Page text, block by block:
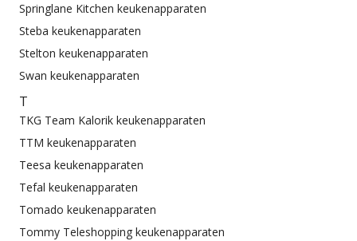
Springlane Kitchen keukenapparaten
Steba keukenapparaten
Stelton keukenapparaten
Swan keukenapparaten
T
TKG Team Kalorik keukenapparaten
TTM keukenapparaten
Teesa keukenapparaten
Tefal keukenapparaten
Tomado keukenapparaten
Tommy Teleshopping keukenapparaten